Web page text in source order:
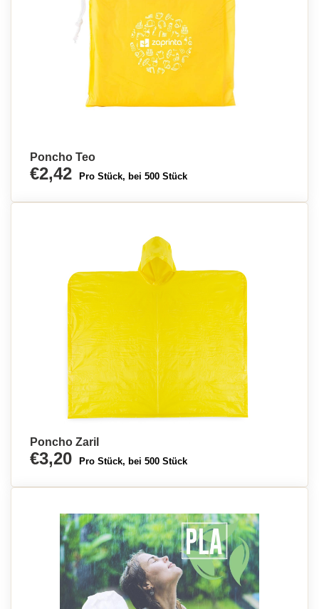
Poncho Teo
€2,42 Pro Stück, bei 500 Stück
Poncho Zaril
€3,20 Pro Stück, bei 500 Stück